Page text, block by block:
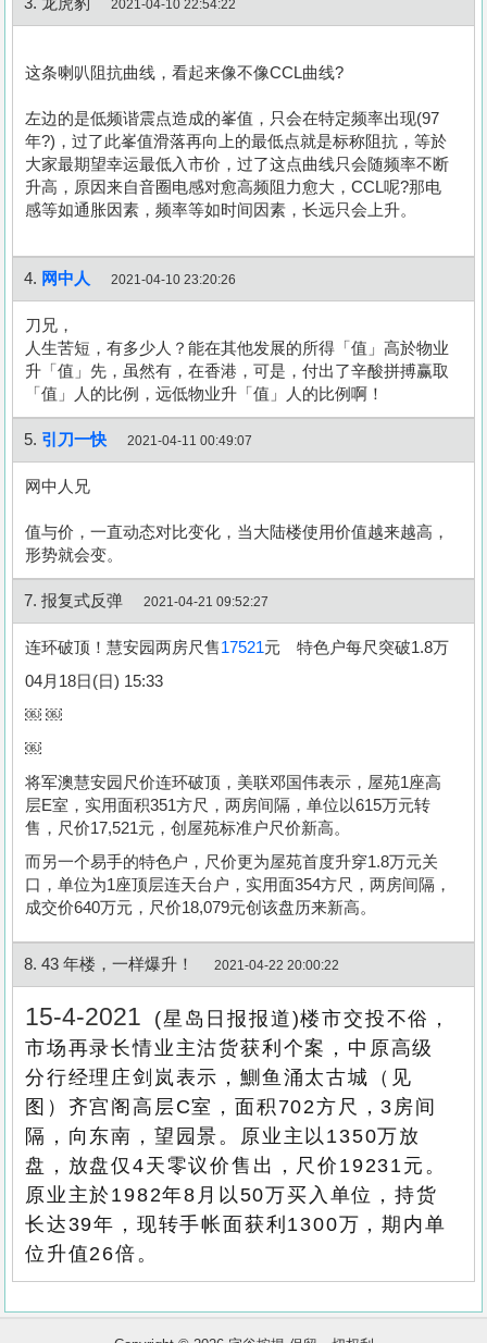
收
藏
楼
盘
2021-04-10 22:54:22
这条喇叭阻抗曲线，看起来像不像CCL曲线?
左边的是低频谐震点造成的峯值，只会在特定频率出现(97
年?)，过了此峯值滑落再向上的最低点就是标称阻抗，等於
大家最期望幸运最低入市价，过了这点曲线只会随频率不断
升高，原因来自音圈电感对愈高频阻力愈大，CCL呢?那电
感等如通胀因素，频率等如时间因素，长远只会上升。
4. 网中人 2021-04-10 23:20:26
刀兄，
人生苦短，有多少人？能在其他发展的所得「值」高於物业
升「值」先，虽然有，在香港，可是，付出了辛酸拼搏赢取
「值」人的比例，远低物业升「值」人的比例啊！
5. 引刀一快 2021-04-11 00:49:07
网中人兄
值与价，一直动态对比变化，当大陆楼使用价值越来越高，
形势就会变。
7. 报复式反弹 2021-04-21 09:52:27
连环破顶！慧安园两房尺售17521元 特色户每尺突破1.8万
04月18日(日) 15:33
￼ ￼
￼
将军澳慧安园尺价连环破顶，美联邓国伟表示，屋苑1座高
层E室，实用面积351方尺，两房间隔，单位以615万元转
售，尺价17,521元，创屋苑标准户尺价新高。
而另一个易手的特色户，尺价更为屋苑首度升穿1.8万元关
口，单位为1座顶层连天台户，实用面354方尺，两房间隔，
成交价640万元，尺价18,079元创该盘历来新高。
8. 43 年楼，一样爆升！ 2021-04-22 20:00:22
15-4-2021
(星岛日报报道)楼市交投不俗，
市场再录长情业主沽货获利个案，中原高级
分行经理庄剑岚表示，鰂鱼涌太古城（见
图）齐宫阁高层C室，面积702方尺，3房间
隔，向东南，望园景。原业主以1350万放
盘，放盘仅4天零议价售出，尺价19231元。
原业主於1982年8月以50万买入单位，持货
长达39年，现转手帐面获利1300万，期内单
位升值26倍。